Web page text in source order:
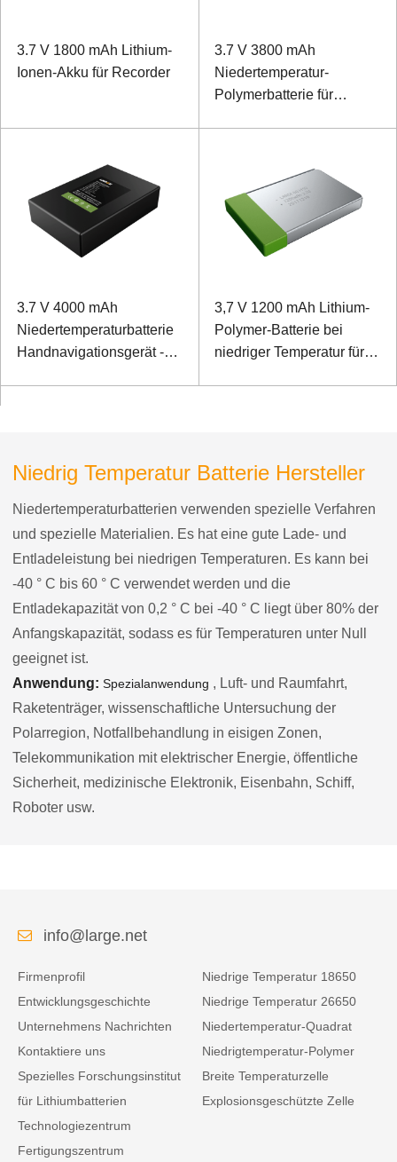
3.7 V 1800 mAh Lithium-
Ionen-Akku für Recorder
3.7 V 3800 mAh
Niedertemperatur-
Polymerbatterie für
3.7 V 4000 mAh
Niedertemperaturbatterie
Handnavigationsgerät -40
3,7 V 1200 mAh Lithium-
Polymer-Batterie bei
niedriger Temperatur für
Niedrig Temperatur Batterie Hersteller
Niedertemperaturbatterien verwenden spezielle Verfahren
und spezielle Materialien. Es hat eine gute Lade- und
Entladeleistung bei niedrigen Temperaturen. Es kann bei
-40 ° C bis 60 ° C verwendet werden und die
Entladekapazität von 0,2 ° C bei -40 ° C liegt über 80% der
Anfangskapazität, sodass es für Temperaturen unter Null
geeignet ist.
Anwendung: Spezialanwendung , Luft- und Raumfahrt,
Raketenträger, wissenschaftliche Untersuchung der
Polarregion, Notfallbehandlung in eisigen Zonen,
Telekommunikation mit elektrischer Energie, öffentliche
Sicherheit, medizinische Elektronik, Eisenbahn, Schiff,
Roboter usw.
info@large.net
Firmenprofil
Entwicklungsgeschichte
Unternehmens Nachrichten
Kontaktiere uns
Spezielles Forschungsinstitut
für Lithiumbatterien
Technologiezentrum
Fertigungszentrum
Niedrige Temperatur 18650
Niedrige Temperatur 26650
Niedertemperatur-Quadrat
Niedrigtemperatur-Polymer
Breite Temperaturzelle
Explosionsgeschützte Zelle